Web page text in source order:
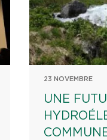
23 NOVEMBRE
UNE